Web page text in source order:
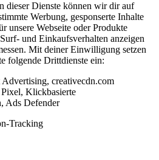
dieser Dienste können wir dir auf
Werbung, gesponserte Inhalte
unsere Webseite oder Produkte
und Einkaufsverhalten anzeigen
Mit deiner Einwilligung setzen
folgende Drittdienste ein:
creativecdn.com
Klickbasierte
Ads Defender
Tracking